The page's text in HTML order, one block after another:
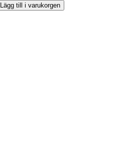
Lägg till i varukorgen